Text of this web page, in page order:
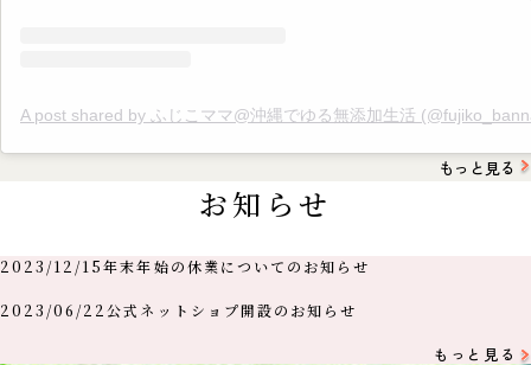
A post shared by ふじこママ@沖縄でゆる無添加生活
もっと見る
お知らせ
2023/12/15年末年始の休業についてのお知らせ
2023/06/22公式ネットショプ開設のお知らせ
もっと見る